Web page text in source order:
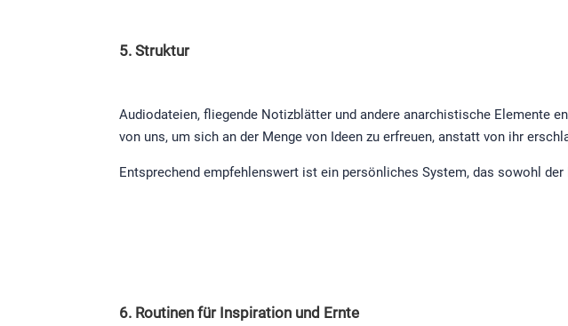
5. Struktur
Audiodateien, fliegende Notizblätter und andere anarchistische Elemente
von uns, um sich an der Menge von Ideen zu erfreuen, anstatt von ihr
Entsprechend empfehlenswert ist ein persönliches System, das sowohl
6. Routinen für Inspiration und Ernte